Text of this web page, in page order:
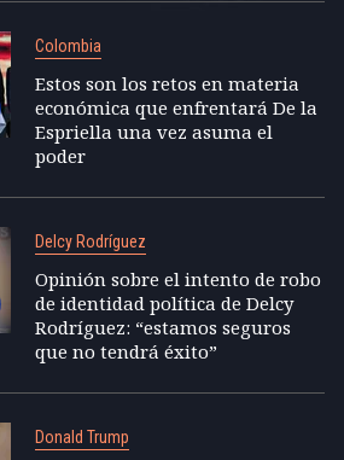
Colombia
Estos son los retos en materia
económica que enfrentará De la
Espriella una vez asuma el
poder
Delcy Rodríguez
Opinión sobre el intento de robo
de identidad política de Delcy
Rodríguez: “estamos seguros
que no tendrá éxito”
Donald Trump